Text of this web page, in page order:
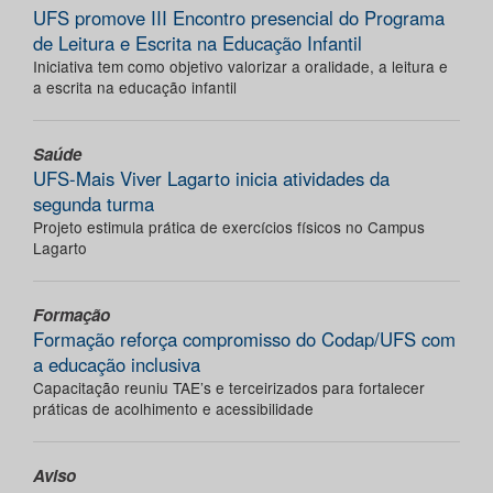
UFS promove III Encontro presencial do Programa
de Leitura e Escrita na Educação Infantil
Iniciativa tem como objetivo valorizar a oralidade, a leitura e
a escrita na educação infantil
Saúde
UFS-Mais Viver Lagarto inicia atividades da
segunda turma
Projeto estimula prática de exercícios físicos no Campus
Lagarto
Formação
Formação reforça compromisso do Codap/UFS com
a educação inclusiva
Capacitação reuniu TAE’s e terceirizados para fortalecer
práticas de acolhimento e acessibilidade
Aviso